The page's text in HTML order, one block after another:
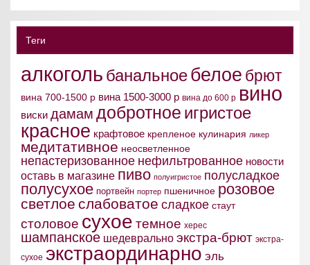
Теги
алкоголь банальноебелое брют
вина 700-1500 р вина 1500-3000 р вина до 600 р вино
виски дамам добротное игристое
красное крафтовое крепленое кулинария ликер
медитативное неосветленное
непастеризованное нефильтрованное новости
оставь в магазине пиво полуигристое полусладкое
полусухое портвейн портер пшеничное розовое
светлое слабоватое сладкое стаут
столовое сухое темное херес
шампанское шедеврально экстра-брют экстра-
сухое экстраординарно эль